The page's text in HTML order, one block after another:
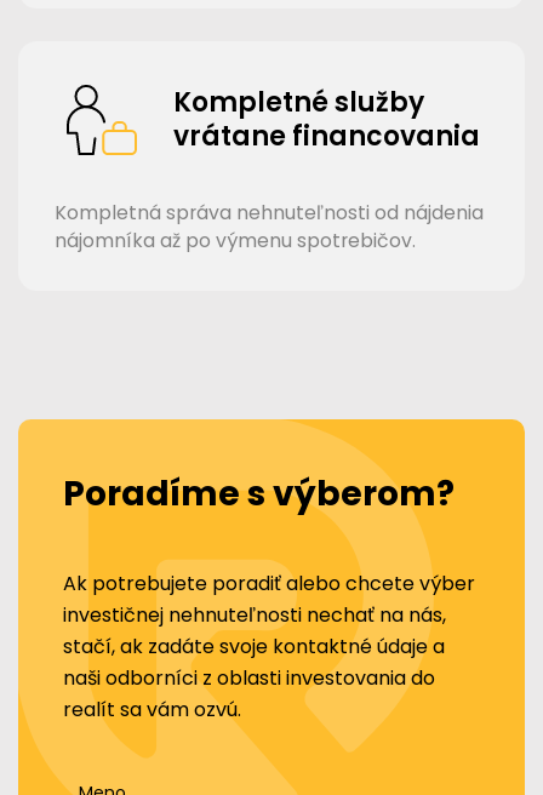
Kompletné služby
vrátane financovania
Kompletná správa nehnuteľnosti od nájdenia
nájomníka až po výmenu spotrebičov.
Poradíme s výberom?
Ak potrebujete poradiť alebo chcete výber
investičnej nehnuteľnosti nechať na nás,
stačí, ak zadáte svoje kontaktné údaje a
naši odborníci z oblasti investovania do
realít sa vám ozvú.